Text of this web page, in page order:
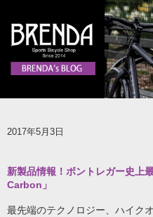
2017年5月3日
新製品情報！ボントレガー史上
Carbon」
最先端のテクノロジー、ハイク